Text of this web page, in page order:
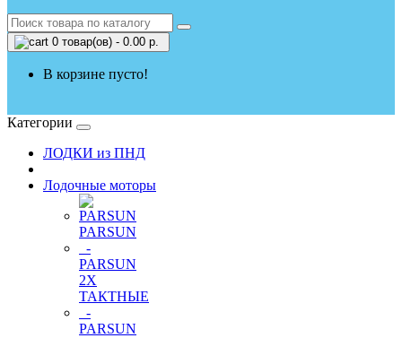
0 товар(ов) - 0.00 р.
В корзине пусто!
Категории
ЛОДКИ из ПНД
Лодочные моторы
PARSUN
-
PARSUN
2Х
ТАКТНЫЕ
-
PARSUN